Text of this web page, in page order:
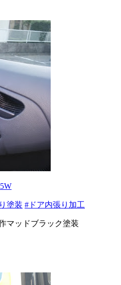
塗装 #ドア内張り加工
マッドブラック塗装